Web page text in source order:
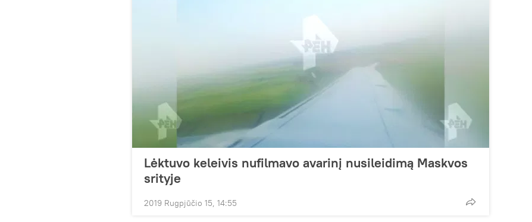
Lėktuvo keleivis nufilmavo avarinį nusileidimą Maskvos
srityje
2019 Rugpjūčio 15, 14:55